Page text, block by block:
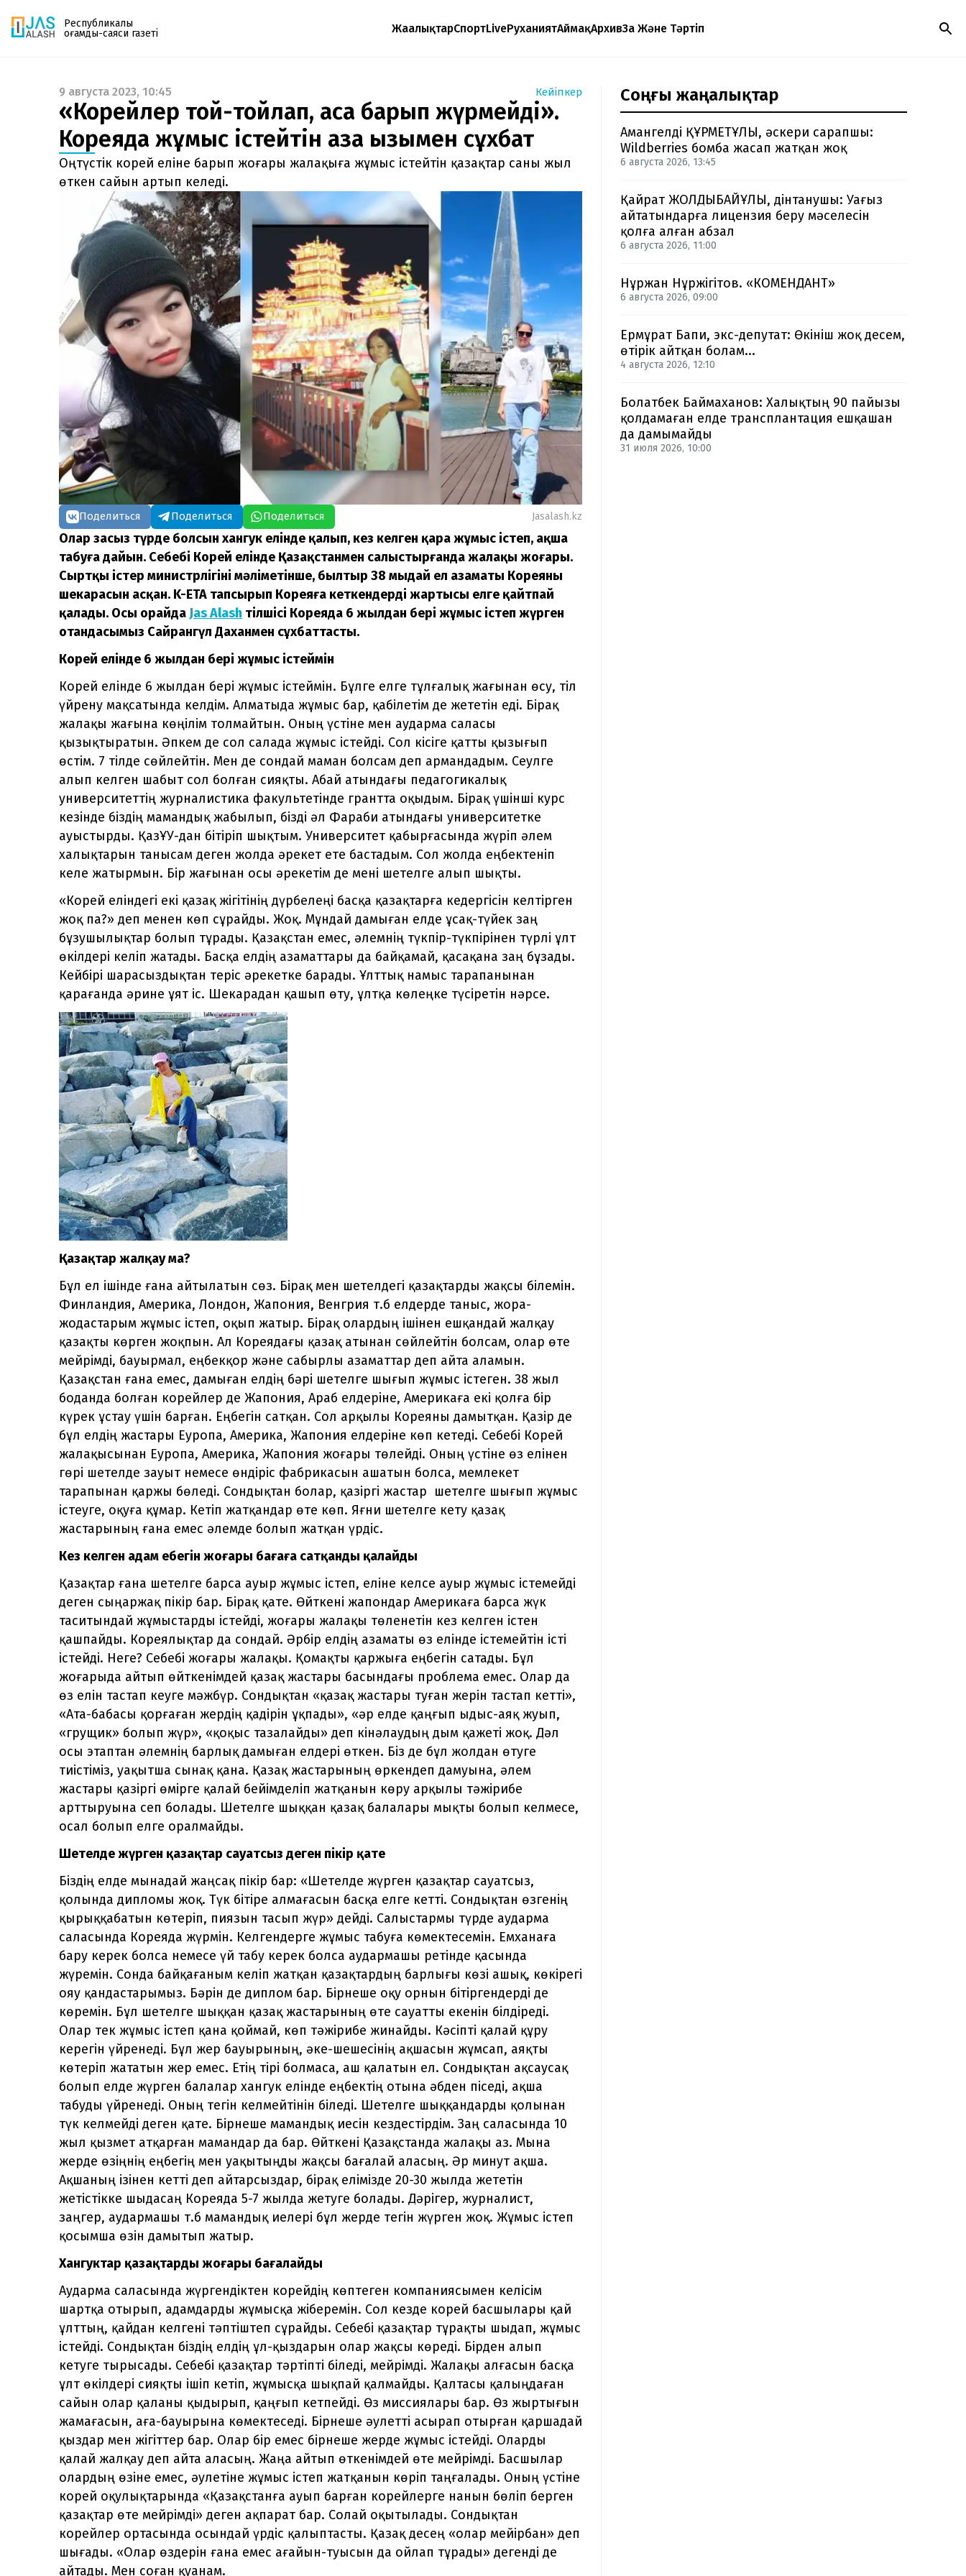
Республикалық
қоғамдық-саяси газеті
ЖаңалықтарСпортLiveРуханиятАймақАрхивЗаң Және Тәртіп
Газетке жазылу
PDF форматтағы газетті ай сайын электронды
поштаңызға алып отырыңыз. Жаңа нөмір
шыққан сәтте сізге бірден жіберіледі. Тек email
енгізіңіз, біз қалғанын өзіміз жібереміз.
9 августа 2023, 10:45 Кейіпкер
«Корейлер той-тойлап, асқа барып жүрмейді».
Кореяда жұмыс істейтін қазақ қызымен сұхбат
Оңтүстік корей еліне барып жоғары жалақыға жұмыс істейтін қазақтар саны жыл
өткен сайын артып келеді.
Поделиться Поделиться Поделиться Jasalash.kz
Олар заңсыз түрде болсын хангук елінде қалып, кез келген қара жұмыс істеп, ақша
табуға дайын. Себебі Корей елінде Қазақстанмен салыстырғанда жалақы жоғары.
Сыртқы істер министрлігінің мәліметінше, былтыр 38 мыңдай ел азаматы Кореяның
шекарасын асқан. K-ETA тапсырып Кореяға кеткендердің жартысы елге қайтпай
қалады. Осы орайда Jas Alash тілшісі Кореяда 6 жылдан бері жұмыс істеп жүрген
отандасымыз Сайрангүл Даханмен сұхбаттасты.
Корей елінде 6 жылдан бері жұмыс істеймін
Корей елінде 6 жылдан бері жұмыс істеймін. Бұлге елге тұлғалық жағынан өсу, тіл
үйрену мақсатында келдім. Алматыда жұмыс бар, қабілетім де жететін еді. Бірақ
жалақы жағына көңілім толмайтын. Оның үстіне мен аударма саласы
қызықтыратын. Әпкем де сол салада жұмыс істейді. Сол кісіге қатты қызығып
өстім. 7 тілде сөйлейтін. Мен де сондай маман болсам деп армандадым. Сеулге
алып келген шабыт сол болған сияқты. Абай атындағы педагогикалық
университеттің журналистика факультетінде грантта оқыдым. Бірақ үшінші курс
кезінде біздің мамандық жабылып, бізді әл Фараби атындағы университетке
ауыстырды. ҚазҰУ-дан бітіріп шықтым. Университет қабырғасында жүріп әлем
халықтарын танысам деген жолда әрекет ете бастадым. Сол жолда еңбектеніп
келе жатырмын. Бір жағынан осы әрекетім де мені шетелге алып шықты.
«Корей еліндегі екі қазақ жігітінің дүрбелеңі басқа қазақтарға кедергісін келтірген
жоқ па?» деп менен көп сұрайды. Жоқ. Мұндай дамыған елде ұсақ-түйек заң
бұзушылықтар болып тұрады. Қазақстан емес, әлемнің түкпір-түкпірінен түрлі ұлт
өкілдері келіп жатады. Басқа елдің азаматтары да байқамай, қасақана заң бұзады.
Кейбірі шарасыздықтан теріс әрекетке барады. Ұлттық намыс тарапанынан
қарағанда әрине ұят іс. Шекарадан қашып өту, ұлтқа көлеңке түсіретін нәрсе.
Қазақтар жалқау ма?
Бұл ел ішінде ғана айтылатын сөз. Бірақ мен шетелдегі қазақтарды жақсы білемін.
Финландия, Америка, Лондон, Жапония, Венгрия т.б елдерде таныс, жора-
жодастарым жұмыс істеп, оқып жатыр. Бірақ олардың ішінен ешқандай жалқау
қазақты көрген жоқпын. Ал Кореядағы қазақ атынан сөйлейтін болсам, олар өте
мейрімді, бауырмал, еңбекқор және сабырлы азаматтар деп айта аламын.
Қазақстан ғана емес, дамыған елдің бәрі шетелге шығып жұмыс істеген. 38 жыл
боданда болған корейлер де Жапония, Араб елдеріне, Америкаға екі қолға бір
күрек ұстау үшін барған. Еңбегін сатқан. Сол арқылы Кореяны дамытқан. Қазір де
бұл елдің жастары Еуропа, Америка, Жапония елдеріне көп кетеді. Себебі Корей
жалақысынан Еуропа, Америка, Жапония жоғары төлейді. Оның үстіне өз елінен
гөрі шетелде зауыт немесе өндіріс фабрикасын ашатын болса, мемлекет
тарапынан қаржы бөледі. Сондықтан болар, қазіргі жастар шетелге шығып жұмыс
істеуге, оқуға құмар. Кетіп жатқандар өте көп. Яғни шетелге кету қазақ
жастарының ғана емес әлемде болып жатқан үрдіс.
Кез келген адам еңбегін жоғары бағаға сатқанды қалайды
Қазақтар ғана шетелге барса ауыр жұмыс істеп, еліне келсе ауыр жұмыс істемейді
деген сыңаржақ пікір бар. Бірақ қате. Өйткені жапондар Америкаға барса жүк
таситындай жұмыстарды істейді, жоғары жалақы төленетін кез келген істен
қашпайды. Кореялықтар да сондай. Әрбір елдің азаматы өз елінде істемейтін істі
істейді. Неге? Себебі жоғары жалақы. Қомақты қаржыға еңбегін сатады. Бұл
жоғарыда айтып өйткенімдей қазақ жастары басындағы проблема емес. Олар да
өз елін тастап кеуге мәжбүр. Сондықтан «қазақ жастары туған жерін тастап кетті»,
«Ата-бабасы қорғаған жердің қадірін ұқпады», «әр елде қаңғып ыдыс-аяқ жуып,
«грущик» болып жүр», «қоқыс тазалайды» деп кінәлаудың дым қажеті жоқ. Дәл
осы этаптан әлемнің барлық дамыған елдері өткен. Біз де бұл жолдан өтуге
тиістіміз, уақытша сынақ қана. Қазақ жастарының өркендеп дамуына, әлем
жастары қазіргі өмірге қалай бейімделіп жатқанын көру арқылы тәжірибе
арттыруына сеп болады. Шетелге шыққан қазақ балалары мықты болып келмесе,
осал болып елге оралмайды.
Шетелде жүрген қазақтар сауатсыз деген пікір қате
Біздің елде мынадай жаңсақ пікір бар: «Шетелде жүрген қазақтар сауатсыз,
қолында дипломы жоқ. Түк бітіре алмағасын басқа елге кетті. Сондықтан өзгенің
қырыққабатын көтеріп, пиязын тасып жүр» дейді. Салыстармы түрде аударма
саласында Кореяда жүрмін. Келгендерге жұмыс табуға көмектесемін. Емханаға
бару керек болса немесе үй табу керек болса аудармашы ретінде қасында
жүремін. Сонда байқағаным келіп жатқан қазақтардың барлығы көзі ашық, көкірегі
ояу қандастарымыз. Бәрін де диплом бар. Бірнеше оқу орнын бітіргендерді де
көремін. Бұл шетелге шыққан қазақ жастарының өте сауатты екенін білдіреді.
Олар тек жұмыс істеп қана қоймай, көп тәжірибе жинайды. Кәсіпті қалай құру
керегін үйренеді. Бұл жер бауырының, әке-шешесінің ақшасын жұмсап, аяқты
көтеріп жататын жер емес. Етің тірі болмаса, аш қалатын ел. Сондықтан ақсаусақ
болып елде жүрген балалар хангук елінде еңбектің отына әбден піседі, ақша
табуды үйренеді. Оның тегін келмейтінін біледі. Шетелге шыққандарды қолынан
түк келмейді деген қате. Бірнеше мамандық иесін кездестірдім. Заң саласында 10
жыл қызмет атқарған мамандар да бар. Өйткені Қазақстанда жалақы аз. Мына
жерде өзіңнің еңбегің мен уақытыңды жақсы бағалай аласың. Әр минут ақша.
Ақшаның ізінен кетті деп айтарсыздар, бірақ елімізде 20-30 жылда жететін
жетістікке шыдасаң Кореяда 5-7 жылда жетуге болады. Дәрігер, журналист,
заңгер, аудармашы т.б мамандық иелері бұл жерде тегін жүрген жоқ. Жұмыс істеп
қосымша өзін дамытып жатыр.
Хангуктар қазақтарды жоғары бағалайды
Аударма саласында жүргендіктен корейдің көптеген компаниясымен келісім
шартқа отырып, адамдарды жұмысқа жіберемін. Сол кезде корей басшылары қай
ұлттың, қайдан келгені тәптіштеп сұрайды. Себебі қазақтар тұрақты шыдап, жұмыс
істейді. Сондықтан біздің елдің ұл-қыздарын олар жақсы көреді. Бірден алып
кетуге тырысады. Себебі қазақтар тәртіпті біледі, мейрімді. Жалақы алғасын басқа
ұлт өкілдері сияқты ішіп кетіп, жұмысқа шықпай қалмайды. Қалтасы қалыңдаған
сайын олар қаланы қыдырып, қаңғып кетпейді. Өз миссиялары бар. Өз жыртығын
жамағасын, аға-бауырына көмектеседі. Бірнеше әулетті асырап отырған қаршадай
қыздар мен жігіттер бар. Олар бір емес бірнеше жерде жұмыс істейді. Оларды
қалай жалқау деп айта аласың. Жаңа айтып өткенімдей өте мейрімді. Басшылар
олардың өзіне емес, әулетіне жұмыс істеп жатқанын көріп таңғалады. Оның үстіне
корей оқулықтарында «Қазақстанға ауып барған корейлерге нанын бөліп берген
қазақтар өте мейрімді» деген ақпарат бар. Солай оқытылады. Сондықтан
корейлер ортасында осындай үрдіс қалыптасты. Қазақ десең «олар мейірбан» деп
шығады. «Олар өздерін ғана емес ағайын-туысын да ойлап тұрады» дегенді де
айтады. Мен соған қуанам.
Соңғы жаңалықтар
Амангелді ҚҰРМЕТҰЛЫ, әскери сарапшы:
Wildberries бомба жасап жатқан жоқ
6 августа 2026, 13:45
Қайрат ЖОЛДЫБАЙҰЛЫ, дінтанушы: Уағыз
айтатындарға лицензия беру мәселесін
қолға алған абзал
6 августа 2026, 11:00
Нұржан Нұржігітов. «КОМЕНДАНТ»
6 августа 2026, 09:00
Ермұрат Бапи, экс-депутат: Өкініш жоқ десем,
өтірік айтқан болам...
4 августа 2026, 12:10
Болатбек Баймаханов: Халықтың 90 пайызы
қолдамаған елде трансплантация ешқашан
да дамымайды
31 июля 2026, 10:00